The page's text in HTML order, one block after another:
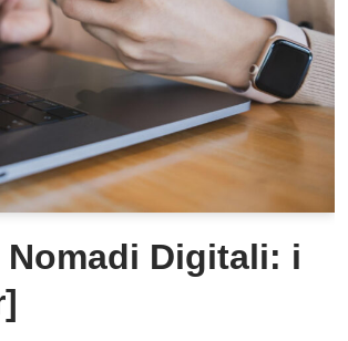
Digitali: i